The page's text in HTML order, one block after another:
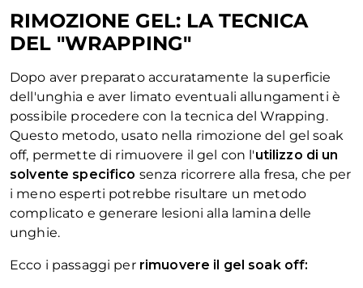
RIMOZIONE GEL: LA TECNICA
DEL "WRAPPING"
Dopo aver preparato accuratamente la superficie
dell'unghia e aver limato eventuali allungamenti è
possibile procedere con la tecnica del Wrapping.
Questo metodo, usato nella rimozione del gel soak
off, permette di rimuovere il gel con l'utilizzo di un
solvente specifico senza ricorrere alla fresa, che per
i meno esperti potrebbe risultare un metodo
complicato e generare lesioni alla lamina delle
unghie.
Ecco i passaggi per rimuovere il gel soak off: